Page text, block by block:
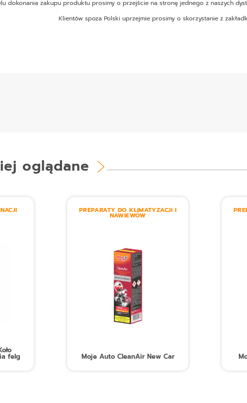
dokonania zakupu produktu prosimy o przejście na stronę jednego z naszych
Klientów spoza Polski uprzejmie prosimy o skorzystanie z
oglądane
felg
PREPARATY DO KLIMATYZACJI I
NAWIEWÓW
Moje Auto CleanAir New Car